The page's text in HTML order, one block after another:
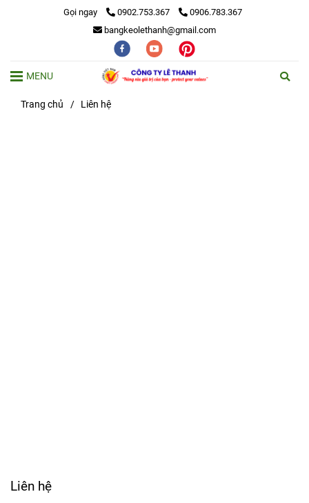
Gọi ngay 0902.753.367
0906.783.367
bangkeolethanh@gmail.com
MENU
Trang chủ / Liên hệ
Liên hệ